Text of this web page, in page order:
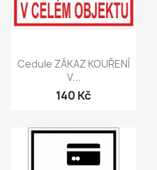
Rychlý náhled
Cedule ZÁKAZ KOUŘENÍ
V...
140 Kč